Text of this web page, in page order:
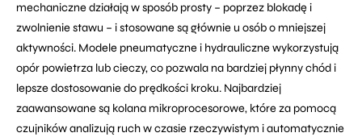
mechaniczne działają w sposób prosty – poprzez blokadę i
zwolnienie stawu – i stosowane są głównie u osób o mniejszej
aktywności. Modele pneumatyczne i hydrauliczne wykorzystują
opór powietrza lub cieczy, co pozwala na bardziej płynny chód i
lepsze dostosowanie do prędkości kroku. Najbardziej
zaawansowane są kolana mikroprocesorowe, które za pomocą
czujników analizują ruch w czasie rzeczywistym i automatycznie